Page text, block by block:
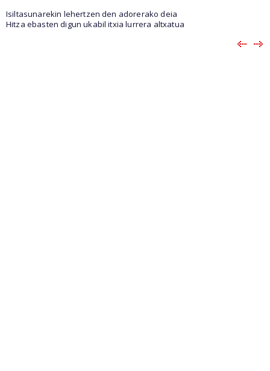
Isiltasunarekin lehertzen den adorerako deia
Hitza ebasten digun ukabil itxia lurrera altxatua